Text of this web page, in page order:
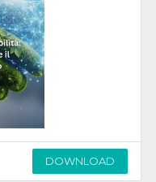
DOWNLOAD